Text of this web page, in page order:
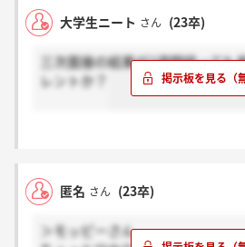
大学生ニート さん (23卒)
三次面接の結果が2週間経っても
レントか？
匿名 さん (23卒)
＞モッピーさん